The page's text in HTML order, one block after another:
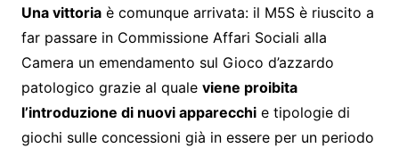
Una vittoriaè comunque arrivata: il M5S è riuscito a
far passare in Commissione Affari Sociali alla
Camera un emendamento sul Gioco d’azzardo
patologico grazie al quale viene proibita
l’introduzione di nuovi apparecchie tipologie di
giochi sulle concessioni già in essere per un periodo